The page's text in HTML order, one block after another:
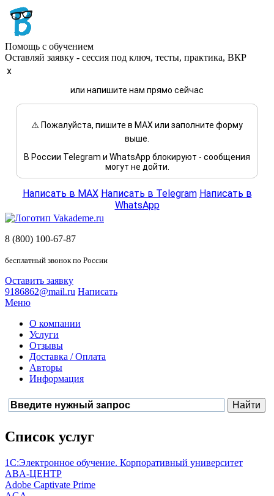
Помощь с обучением
Оставляй заявку - сессия под ключ, тесты, практика, ВКР
x
или напишите нам прямо сейчас
⚠️ Пожалуйста, пишите в MAX или заполните форму
выше.
В России Telegram и WhatsApp блокируют - сообщения
могут не дойти.
Написать в MAX Написать в Telegram Написать в
WhatsApp
8 (800) 100-67-87
бесплатный звонок по России
Оставить заявку
9186862@mail.ru Написать
Меню
О компании
Услуги
Отзывы
Доставка / Оплата
Авторы
Информация
Список услуг
1С:Электронное обучение. Корпоративный университет
ABA-ЦЕНТР
Adobe Captivate Prime